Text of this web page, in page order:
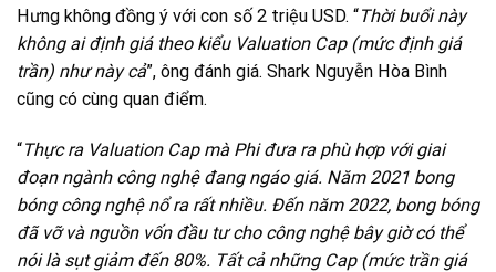
Hưng không đồng ý với con số 2 triệu USD. “Thời buổi này
không ai định giá theo kiểu Valuation Cap (mức định giá
trần) như này cả”, ông đánh giá. Shark Nguyễn Hòa Bình
cũng có cùng quan điểm.
“Thực ra Valuation Cap mà Phi đưa ra phù hợp với giai
đoạn ngành công nghệ đang ngáo giá. Năm 2021 bong
bóng công nghệ nổ ra rất nhiều. Đến năm 2022, bong bóng
đã vỡ và nguồn vốn đầu tư cho công nghệ bây giờ có thể
nói là sụt giảm đến 80%. Tất cả những Cap (mức trần giá